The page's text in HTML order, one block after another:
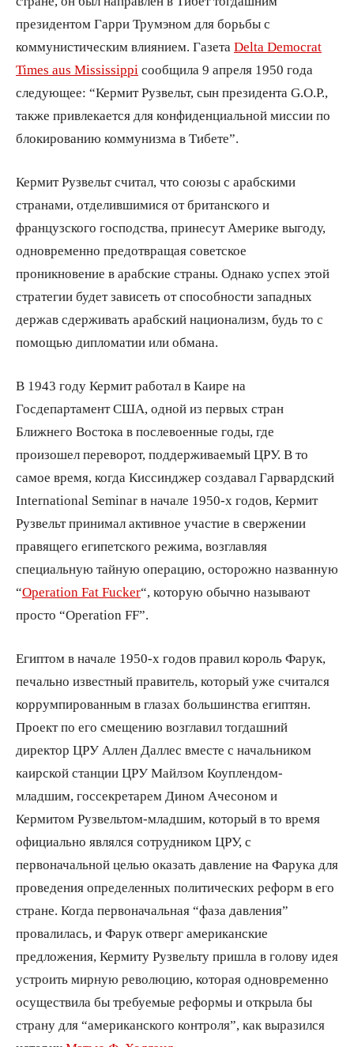
президентом Гарри Трумэном для борьбы с
коммунистическим влиянием. Газета Delta Democrat
Times aus Mississippi сообщила 9 апреля 1950 года
следующее: “Кермит Рузвельт, сын президента G.O.P.,
также привлекается для конфиденциальной миссии по
блокированию коммунизма в Тибете”.
Кермит Рузвельт считал, что союзы с арабскими
странами, отделившимися от британского и
французского господства, принесут Америке выгоду,
одновременно предотвращая советское
проникновение в арабские страны. Однако успех этой
стратегии будет зависеть от способности западных
держав сдерживать арабский национализм, будь то с
помощью дипломатии или обмана.
В 1943 году Кермит работал в Каире на
Госдепартамент США, одной из первых стран
Ближнего Востока в послевоенные годы, где
произошел переворот, поддерживаемый ЦРУ. В то
самое время, когда Киссинджер создавал Гарвардский
International Seminar в начале 1950-х годов, Кермит
Рузвельт принимал активное участие в свержении
правящего египетского режима, возглавляя
специальную тайную операцию, осторожно названную
“Operation Fat Fucker“, которую обычно называют
просто “Operation FF”.
Египтом в начале 1950-х годов правил король Фарук,
печально известный правитель, который уже считался
коррумпированным в глазах большинства египтян.
Проект по его смещению возглавил тогдашний
директор ЦРУ Аллен Даллес вместе с начальником
каирской станции ЦРУ Майлзом Коуплендом-
младшим, госсекретарем Дином Ачесоном и
Кермитом Рузвельтом-младшим, который в то время
официально являлся сотрудником ЦРУ, с
первоначальной целью оказать давление на Фарука для
проведения определенных политических реформ в его
стране. Когда первоначальная “фаза давления”
провалилась, и Фарук отверг американские
предложения, Кермиту Рузвельту пришла в голову идея
устроить мирную революцию, которая одновременно
осуществила бы требуемые реформы и открыла бы
страну для “американского контроля”, как выразился